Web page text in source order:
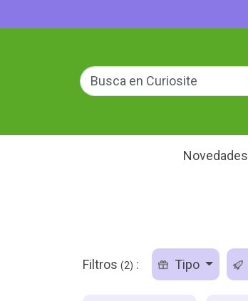
Novedades
Filtros (2) : Tipo